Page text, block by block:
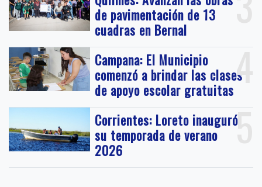
de pavimentación de 13
cuadras en Bernal
4
Campana: El Municipio
comenzó a brindar las clases
de apoyo escolar gratuitas
5
Corrientes: Loreto inauguró
su temporada de verano
2026